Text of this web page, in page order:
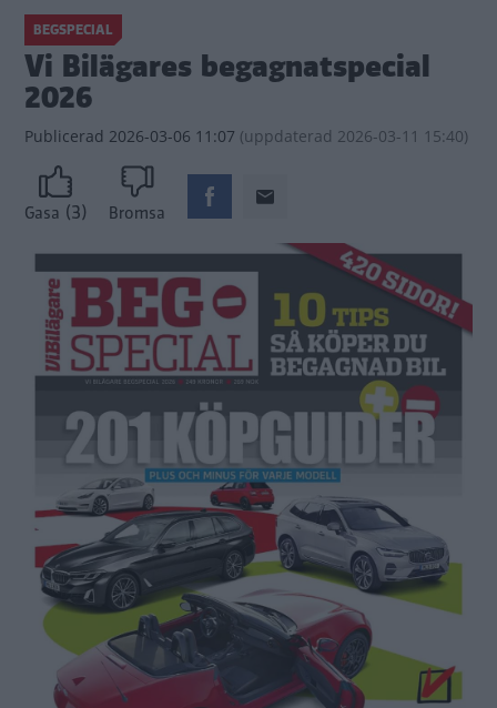
BEGSPECIAL
Vi Bilägares begagnatspecial
2026
Publicerad 2026-03-06 11:07 (uppdaterad 2026-03-11 15:40)
Gasa (3) Bromsa